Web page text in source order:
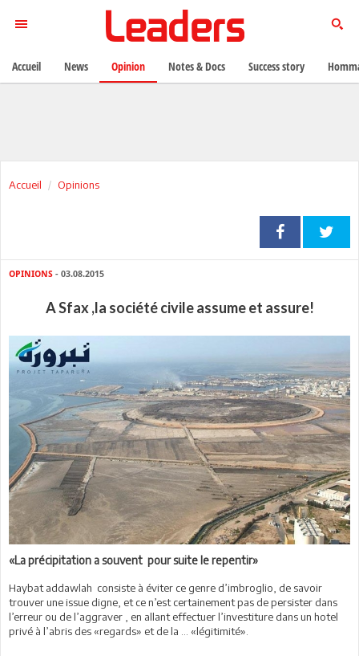
Accueil Opinions
OPINIONS - 03.08.2015
A Sfax ,la société civile assume et assure!
«La précipitation a souvent pour suite le repentir»
Haybat addawlah consiste à éviter ce genre d’imbroglio, de savoir
trouver une issue digne, et ce n’est certainement pas de persister dans
l’erreur ou de l’aggraver , en allant effectuer l’investiture dans un hotel
privé à l’abris des «regards» et de la … «légitimité».
Accueil News Opinion Notes & Docs Success story